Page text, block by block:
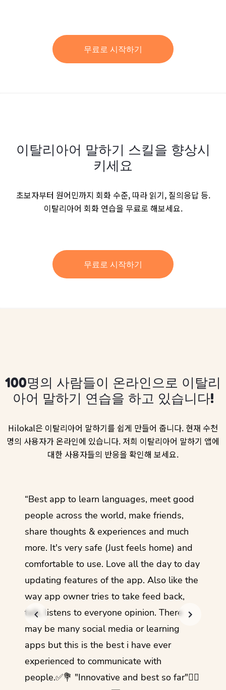
무료로 시작하기
이탈리아어 말하기 스킬을 향상시
키세요
초보자부터 원어민까지 회화 수준, 따라 읽기, 질의응답 등.
이탈리아어 회화 연습을 무료로 해보세요.
무료로 시작하기
100명의 사람들이 온라인으로 이탈리
아어 말하기 연습을 하고 있습니다!
Hilokal은 이탈리아어 말하기를 쉽게 만들어 줍니다. 현재 수천
명의 사용자가 온라인에 있습니다. 저희 이탈리아어 말하기 앱에
대한 사용자들의 반응을 확인해 보세요.
“Best app to learn languages, meet good
people across the world, make friends,
share thoughts & experiences and much
more. It's very safe (Just feels home) and
comfortable to use. Love all the day to day
updating features of the app. Also like the
way app owner tries to take feed back,
talk, listens to everyone opinion. There
may be many social media or learning
apps but this is the best i have ever
experienced to communicate with
people.✅💐 "Innovative and best so far"✌🏻